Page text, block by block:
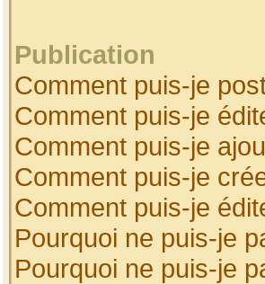
Publication
Comment puis-je
Comment puis-je
Comment puis-je
Comment puis-je
Comment puis-je
Pourquoi ne puis-je
Pourquoi ne puis-je